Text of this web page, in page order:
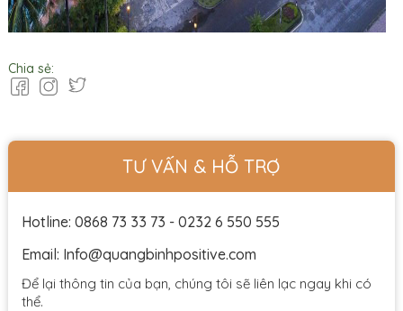
Chia sẻ:
TƯ VẤN & HỖ TRỢ
Hotline: 0868 73 33 73 - 0232 6 550 555
Email: Info@quangbinhpositive.com
Để lại thông tin của bạn, chúng tôi sẽ liên lạc ngay khi có
thể.